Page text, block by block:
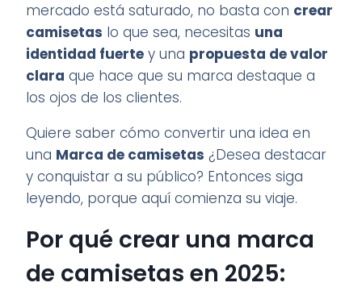
mercado está saturado, no basta con crear
camisetas lo que sea, necesitas una
identidad fuerte y una propuesta de valor
clara que hace que su marca destaque a
los ojos de los clientes.
Quiere saber cómo convertir una idea en
una Marca de camisetas ¿Desea destacar
y conquistar a su público? Entonces siga
leyendo, porque aquí comienza su viaje.
Por qué crear una marca
de camisetas en 2025: